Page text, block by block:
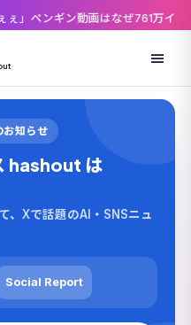
761万インプレッションまで伸び
お知らせ
hashout は
Xで話題のAI・SNSニュ
Social Report